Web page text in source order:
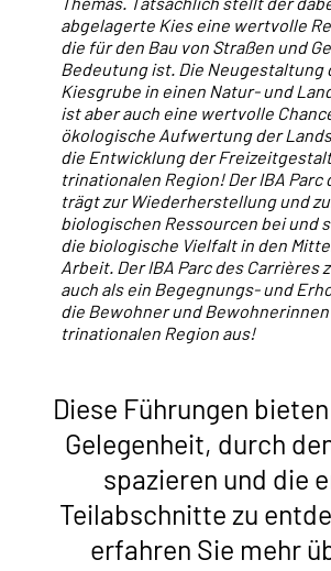
Themas. Tatsächlich stellt der
abgelagerte Kies eine wertvolle
die für den Bau von Straßen und
Bedeutung ist. Die Neugestaltung
Kiesgrube in einen Natur- und
ist aber auch eine wertvolle
ökologische Aufwertung der
die Entwicklung der
trinationalen Region! Der IBA Parc
trägt zur Wiederherstellung und
biologischen Ressourcen bei und
die biologische Vielfalt in den
Arbeit. Der IBA Parc des Carrières
auch als ein Begegnungs- und
die Bewohner und
trinationalen Region aus!
Diese Führungen
Gelegenheit, durch
spazieren und die
Teilabschnitte zu
erfahren Sie mehr